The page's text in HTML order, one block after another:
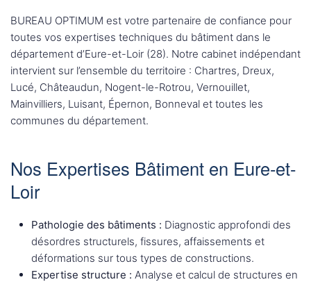
BUREAU OPTIMUM est votre partenaire de confiance pour
toutes vos expertises techniques du bâtiment dans le
département d’Eure-et-Loir (28). Notre cabinet indépendant
intervient sur l’ensemble du territoire : Chartres, Dreux,
Lucé, Châteaudun, Nogent-le-Rotrou, Vernouillet,
Mainvilliers, Luisant, Épernon, Bonneval et toutes les
communes du département.
Nos Expertises Bâtiment en Eure-et-
Loir
Pathologie des bâtiments : Diagnostic approfondi des
désordres structurels, fissures, affaissements et
déformations sur tous types de constructions.
Expertise structure : Analyse et calcul de structures en